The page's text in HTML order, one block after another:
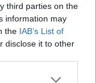
third parties on the
information may
the IAB’s List of
disclose it to other